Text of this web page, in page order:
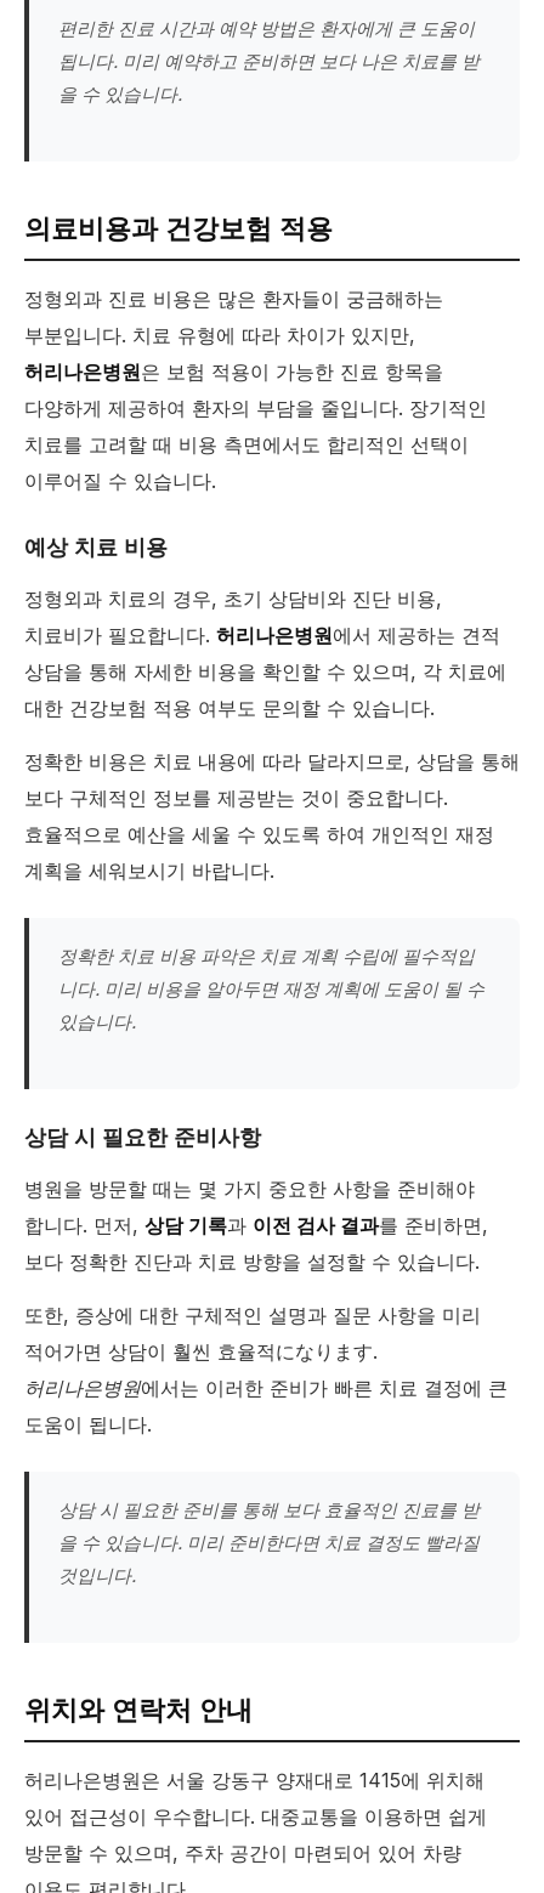
편리한 진료 시간과 예약 방법은 환자에게 큰 도움이
됩니다. 미리 예약하고 준비하면 보다 나은 치료를 받
을 수 있습니다.
의료비용과 건강보험 적용
정형외과 진료 비용은 많은 환자들이 궁금해하는
부분입니다. 치료 유형에 따라 차이가 있지만,
허리나은병원은 보험 적용이 가능한 진료 항목을
다양하게 제공하여 환자의 부담을 줄입니다. 장기적인
치료를 고려할 때 비용 측면에서도 합리적인 선택이
이루어질 수 있습니다.
예상 치료 비용
정형외과 치료의 경우, 초기 상담비와 진단 비용,
치료비가 필요합니다. 허리나은병원에서 제공하는 견적
상담을 통해 자세한 비용을 확인할 수 있으며, 각 치료에
대한 건강보험 적용 여부도 문의할 수 있습니다.
정확한 비용은 치료 내용에 따라 달라지므로, 상담을 통해
보다 구체적인 정보를 제공받는 것이 중요합니다.
효율적으로 예산을 세울 수 있도록 하여 개인적인 재정
계획을 세워보시기 바랍니다.
정확한 치료 비용 파악은 치료 계획 수립에 필수적입
니다. 미리 비용을 알아두면 재정 계획에 도움이 될 수
있습니다.
상담 시 필요한 준비사항
병원을 방문할 때는 몇 가지 중요한 사항을 준비해야
합니다. 먼저, 상담 기록과 이전 검사 결과를 준비하면,
보다 정확한 진단과 치료 방향을 설정할 수 있습니다.
또한, 증상에 대한 구체적인 설명과 질문 사항을 미리
적어가면 상담이 훨씬 효율적になります.
허리나은병원에서는 이러한 준비가 빠른 치료 결정에 큰
도움이 됩니다.
상담 시 필요한 준비를 통해 보다 효율적인 진료를 받
을 수 있습니다. 미리 준비한다면 치료 결정도 빨라질
것입니다.
위치와 연락처 안내
허리나은병원은 서울 강동구 양재대로 1415에 위치해
있어 접근성이 우수합니다. 대중교통을 이용하면 쉽게
방문할 수 있으며, 주차 공간이 마련되어 있어 차량